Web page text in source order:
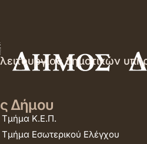
δημοτικών
Δήμου
Τμήμα Κ.Ε.Π.
Εσωτερικού Ελέγχου